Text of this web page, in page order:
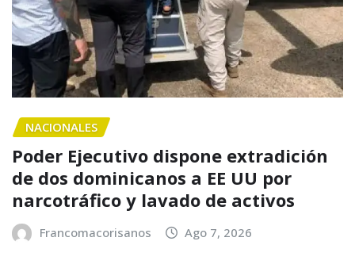
NACIONALES
Poder Ejecutivo dispone extradición
de dos dominicanos a EE UU por
narcotráfico y lavado de activos
Francomacorisanos Ago 7, 2026